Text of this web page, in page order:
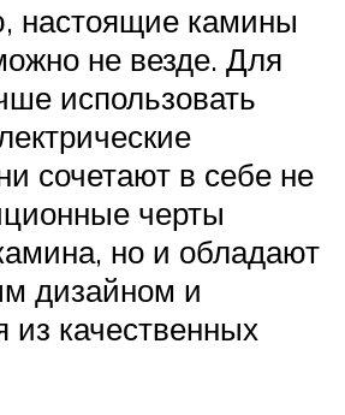
настоящие камины
не везде. Для
использовать
сочетают в себе не
черты
но и обладают
дизайном и
из качественных